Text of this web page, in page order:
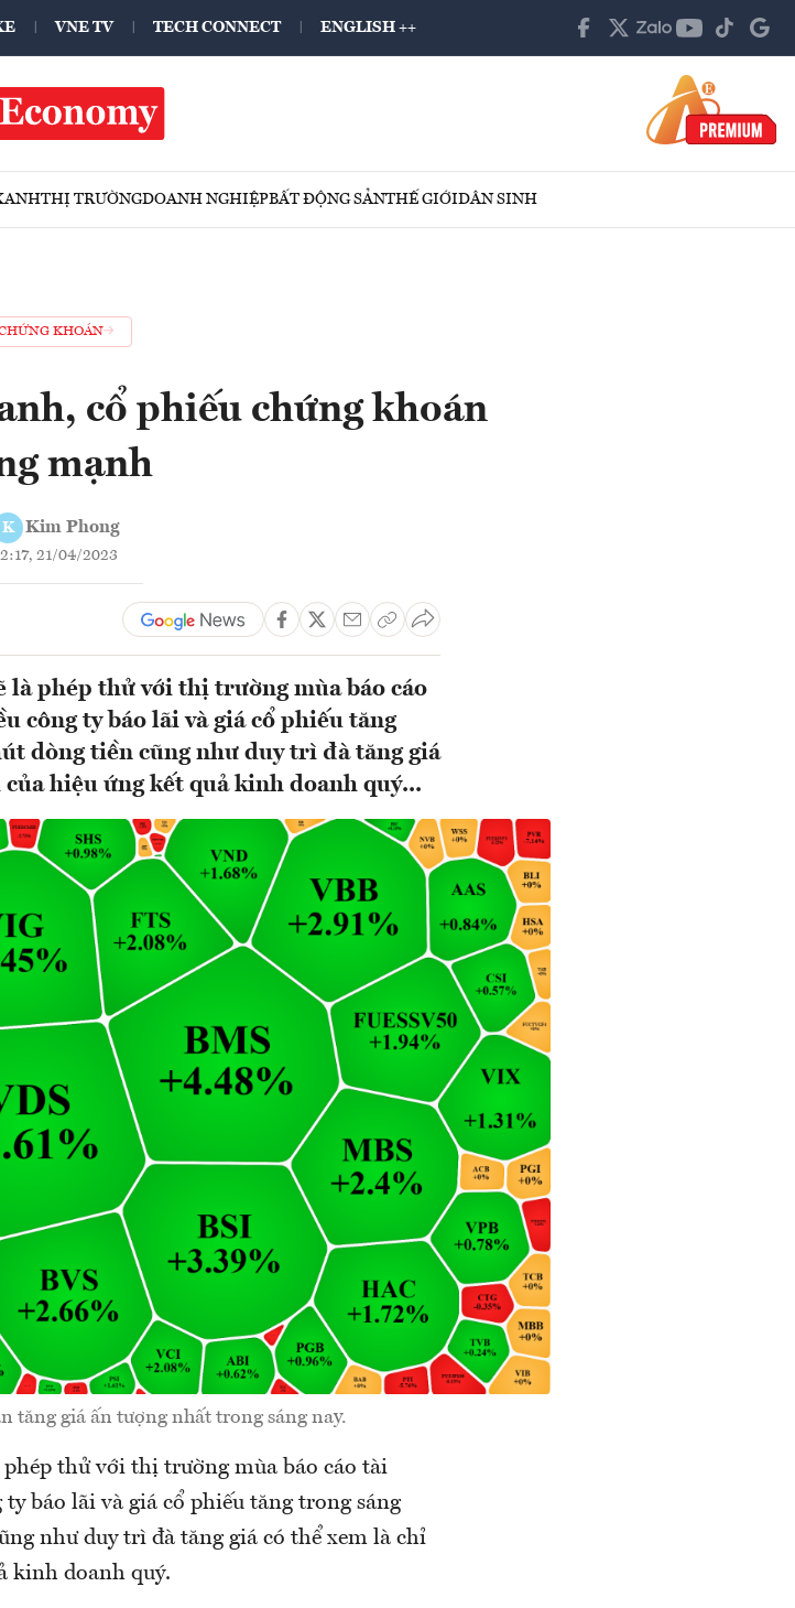
VNE TV TECH CONNECT ENGLISH ++
THỊ TRƯỜNGDOANH NGHIỆPBẤT ĐỘNG SẢNTHẾ GIỚIDÂN SINH
KHOÁN
cổ phiếu chứng khoán
mạnh
K Kim Phong
21/04/2023
là phép thử với thị trường mùa báo cáo
công ty báo lãi và giá cổ phiếu tăng
dòng tiền cũng như duy trì đà tăng giá
hiệu ứng kết quả kinh doanh quý...
tăng giá ấn tượng nhất trong sáng nay.
thử với thị trường mùa báo cáo tài
báo lãi và giá cổ phiếu tăng trong sáng
như duy trì đà tăng giá có thể xem là chỉ
kinh doanh quý.